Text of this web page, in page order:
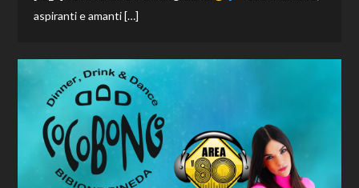
aspiranti e amanti […]